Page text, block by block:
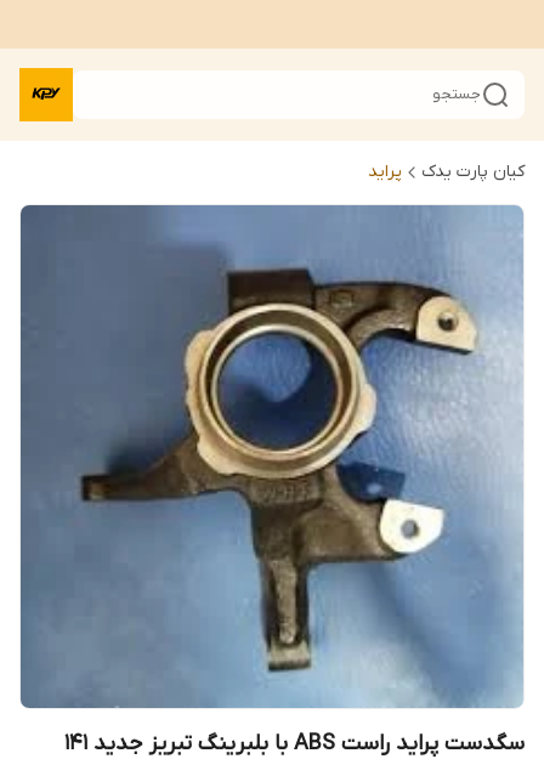
جستجو
کیان پارت یدک پراید
سگدست پراید راست ABS با بلبرینگ تبریز جدید 141